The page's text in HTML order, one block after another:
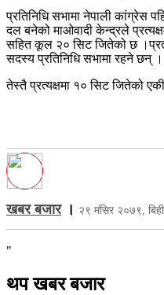
प्रतिनिधि सभामा नेपाली कांग्रेस
दल बनेको माओवादी केन्द्रले
सहित कूल २० सिट जितेको छ
सदस्य प्रतिनिधि सभामा रहने छन् ।
तेस्तै प्रत्यक्षमा १० सिट जितेको
खबर बजार। २९ मंसिर २०७९,
"
थप खबर बजार